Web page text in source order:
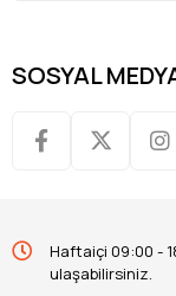
SOSYAL
Haftaiçi 09:00 -
ulaşabilirsiniz.